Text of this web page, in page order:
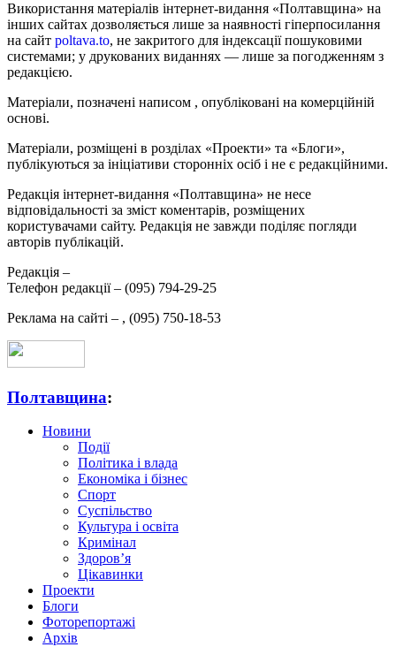
Використання матеріалів інтернет-видання «Полтавщина» на
інших сайтах дозволяється лише за наявності гіперпосилання
на сайт poltava.to, не закритого для індексації пошуковими
системами; у друкованих виданнях — лише за погодженням з
редакцією.
Матеріали, позначені написом , опубліковані на комерційній
основі.
Матеріали, розміщені в розділах «Проекти» та «Блоги»,
публікуються за ініціативи сторонніх осіб і не є редакційними.
Редакція інтернет-видання «Полтавщина» не несе
відповідальності за зміст коментарів, розміщених
користувачами сайту. Редакція не завжди поділяє погляди
авторів публікацій.
Редакція –
Телефон редакції – (095) 794-29-25
Реклама на сайті – , (095) 750-18-53
Полтавщина:
Новини
Події
Політика і влада
Економіка і бізнес
Спорт
Суспільство
Культура і освіта
Кримінал
Здоров’я
Цікавинки
Проекти
Блоги
Фоторепортажі
Архів